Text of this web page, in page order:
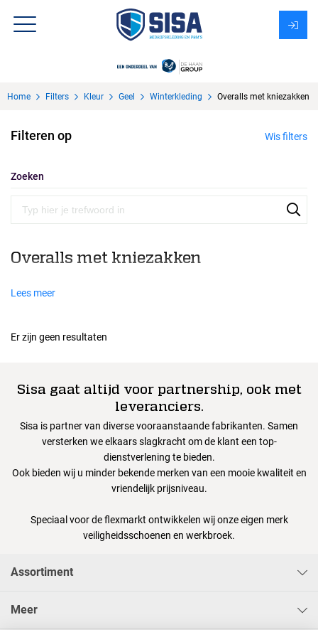
Over Sisa
KMS
Uitzendbureau?
Home Filters Kleur Geel Winterkleding Overalls met kniezakken
Filteren op Wis filters
Zoeken
Overalls met kniezakken
Lees meer
Er zijn geen resultaten
Sisa gaat altijd voor partnership, ook met
leveranciers.
Sisa is partner van diverse vooraanstaande fabrikanten. Samen
versterken we elkaars slagkracht om de klant een top-
dienstverlening te bieden.
Ook bieden wij u minder bekende merken van een mooie kwaliteit en
vriendelijk prijsniveau.
Speciaal voor de flexmarkt ontwikkelen wij onze eigen merk
veiligheidsschoenen en werkbroek.
Assortiment
Meer